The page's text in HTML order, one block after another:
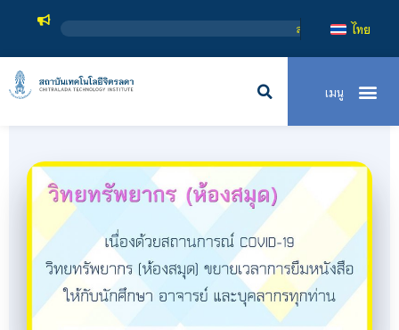
สถาบันเทคโนโลยีจิตรลดา เป็นสถาบันอุ
ไทย